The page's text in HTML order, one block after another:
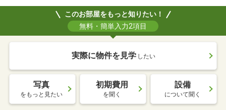
このお部屋をもっと知りたい！
無料・簡単入力2項目
実際に物件を見学 したい
写真
をもっと見たい
初期費用
を聞く
設備
について聞く